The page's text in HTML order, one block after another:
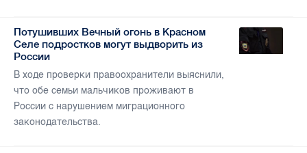
Потушивших Вечный огонь в Красном
Селе подростков могут выдворить из
России
В ходе проверки правоохранители выяснили,
что обе семьи мальчиков проживают в
России с нарушением миграционного
законодательства.